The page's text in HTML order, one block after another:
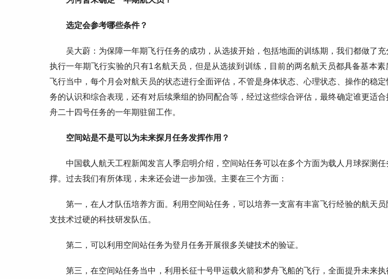
选定会参考哪些条件？
吴大蔚：为保障一年期飞行任务的成功，从选拔开始，包括地面的训练期，我们都做了充
执行一年期飞行实验的只有1名航天员，但是从选拔到训练，目前的两名航天员都具备基本素
飞行当中，每个月会对航天员的状态进行全面评估，不管是身体状态、心理状态、操作的稳
务的认识和综合表现，还有对后续乘组的协同配合等，经过这些综合评估，最终确定谁更适合
舟二十四号任务的一年期驻留工作。
空间站是不是可以为未来探月任务发挥作用？
中国载人航天工程新闻发言人季启明介绍，空间站任务可以在多个方面为载人月球探测任
撑。过去我们有所体现，未来还会进一步加强。主要在三个方面：
第一，在人才队伍培养方面。利用空间站任务，可以培养一支富有丰富飞行经验的航天员
支技术过硬的科技研发队伍。
第二，可以利用空间站任务为登月任务开展很多关键技术的验证。
第三，在空间站任务当中，利用长征十号甲运载火箭和梦舟飞船的飞行，全面提升未来执